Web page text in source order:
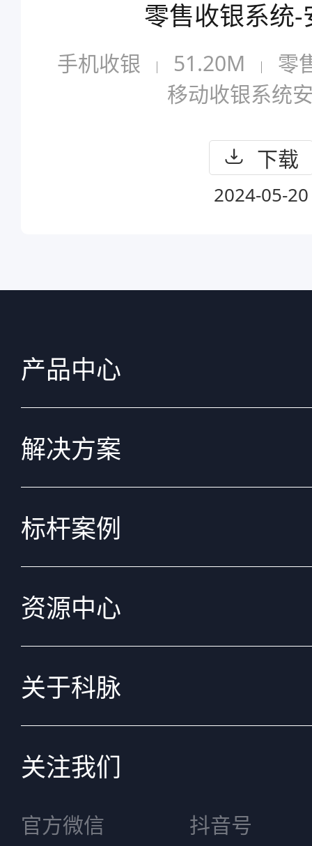
零售收银系统-
手机收银 51.20M
零
移动收银系统
下载
2024-05-20
产品中心
解决方案
标杆案例
资源中心
关于科脉
关注我们
官方微信 抖音号